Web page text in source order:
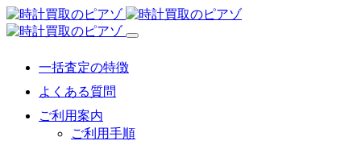
一括査定の特徴
よくある質問
ご利用案内
ご利用手順